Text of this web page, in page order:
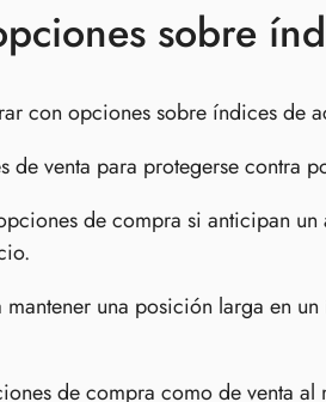
sobre
con opciones sobre índices de
de venta para protegerse contra
de compra si anticipan
mantener una posición larga en
de compra como de venta